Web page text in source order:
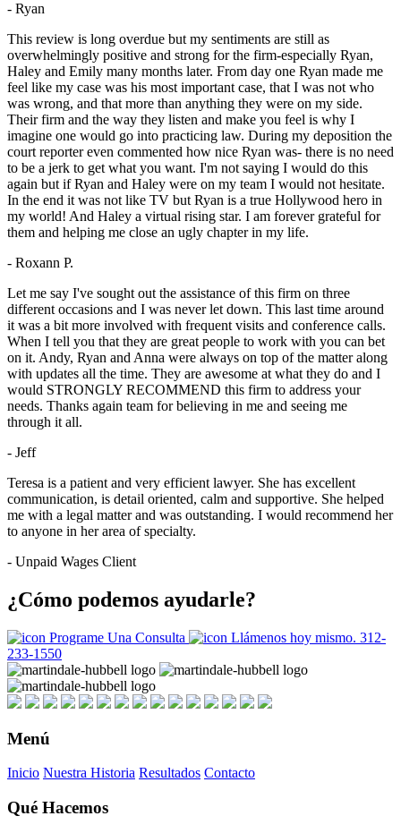
- Ryan
This review is long overdue but my sentiments are still as
overwhelmingly positive and strong for the firm-especially Ryan,
Haley and Emily many months later. From day one Ryan made me
feel like my case was his most important case, that I was not who
was wrong, and that more than anything they were on my side.
Their firm and the way they listen and make you feel is why I
imagine one would go into practicing law. During my deposition the
court reporter even commented how nice Ryan was- there is no need
to be a jerk to get what you want. I'm not saying I would do this
again but if Ryan and Haley were on my team I would not hesitate.
In the end it was not like TV but Ryan is a true Hollywood hero in
my world! And Haley a virtual rising star. I am forever grateful for
them and helping me close an ugly chapter in my life.
- Roxann P.
Let me say I've sought out the assistance of this firm on three
different occasions and I was never let down. This last time around
it was a bit more involved with frequent visits and conference calls.
When I tell you that they are great people to work with you can bet
on it. Andy, Ryan and Anna were always on top of the matter along
with updates all the time. They are awesome at what they do and I
would STRONGLY RECOMMEND this firm to address your
needs. Thanks again team for believing in me and seeing me
through it all.
- Jeff
Teresa is a patient and very efficient lawyer. She has excellent
communication, is detail oriented, calm and supportive. She helped
me with a legal matter and was outstanding. I would recommend her
to anyone in her area of specialty.
- Unpaid Wages Client
¿Cómo podemos ayudarle?
Programe Una Consulta Llámenos hoy mismo. 312-
233-1550
Menú
Inicio Nuestra Historia Resultados Contacto
Qué Hacemos